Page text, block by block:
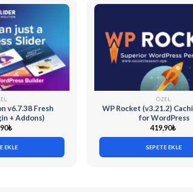
v6.7.38 Fresh
+ Addons)
₺
EKLE
ÖZEL
WP Rocket (v3.21.2)
for WordPress
419,90₺
SEPETE EKLE